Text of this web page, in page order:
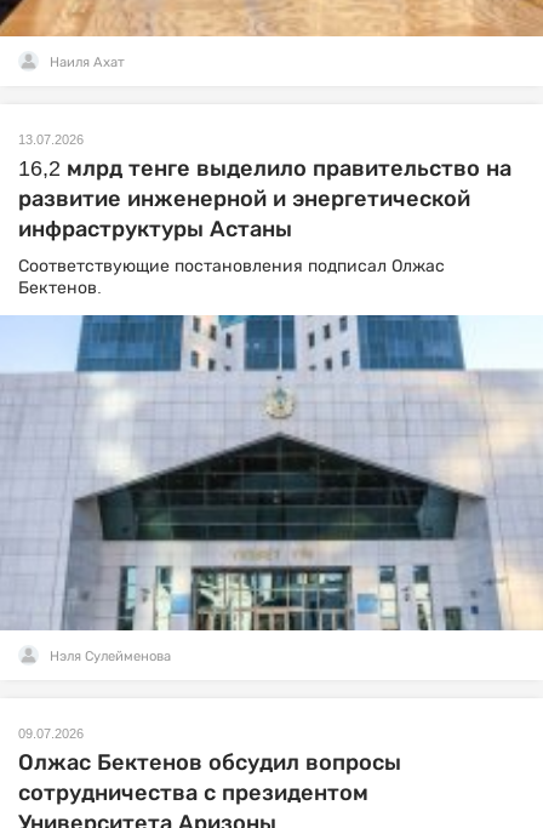
Наиля Ахат
13.07.2026
16,2 млрд тенге выделило правительство на
развитие инженерной и энергетической
инфраструктуры Астаны
Соответствующие постановления подписал Олжас
Бектенов.
Нэля Сулейменова
09.07.2026
Олжас Бектенов обсудил вопросы
сотрудничества с президентом
Университета Аризоны